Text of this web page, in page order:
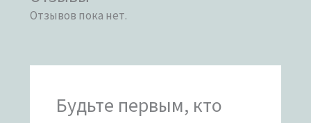
Отзывов пока нет.
Будьте первым, кто